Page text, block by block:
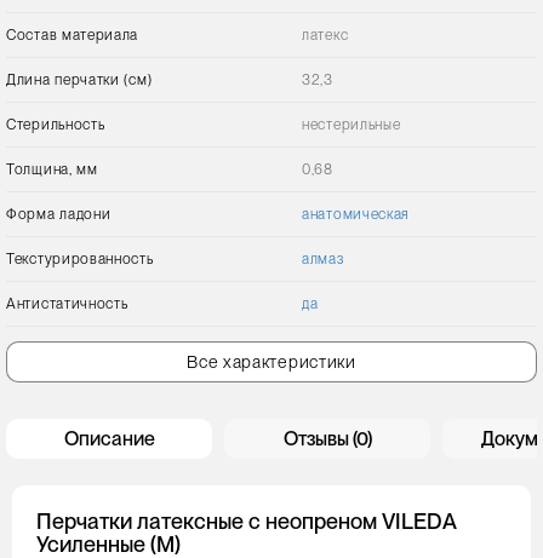
Состав материала латекс
Длина перчатки (см) 32,3
Стерильность нестерильные
Толщина, мм 0,68
Форма ладони анатомическая
Текстурированность алмаз
Антистатичность да
Все характеристики
Описание Отзывы (0)
Перчатки латексные с неопреном VILEDA
Усиленные (М)